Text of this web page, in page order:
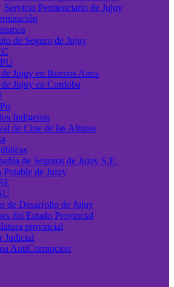
Servicio Penitenciario de Jujuy
de Seguro de Jujuy
de Jujuy en Buenos Aires
de Jujuy en Cordoba
Indigenas
de Cine de las Alturas
de Seguros de Jujuy S.E.
Potable de Jujuy
de Desarrollo de Jujuy
del Estado Provincial
provincial
Judicial
AntiCorrupcion